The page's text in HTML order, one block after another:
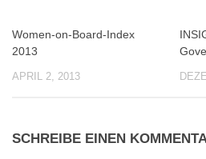
Women-on-Board-Index
2013
APRIL 2, 2013
SCHREIBE EINEN